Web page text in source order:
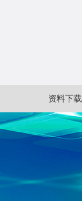
资料下载